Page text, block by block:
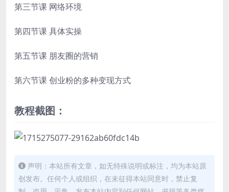
第三节课 网络环境
第四节课 具体实操
第五节课 朋友圈的营销
第六节课 创业粉的多种变现方式
教程截图：
声明：本站所有文章，如无特殊说明或标注，均为本站原
创发布。任何个人或组织，在未征得本站同意时，禁止复